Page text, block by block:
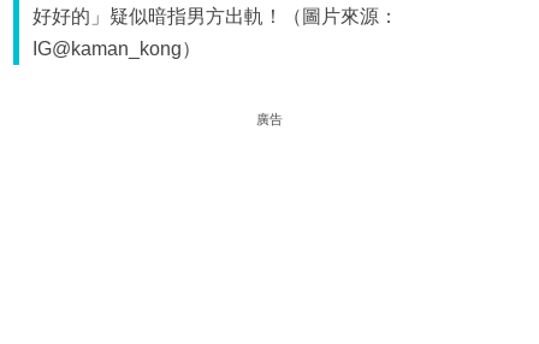
好好的」疑似暗指男方出軌！（圖片來源：
IG@kaman_kong）
廣告